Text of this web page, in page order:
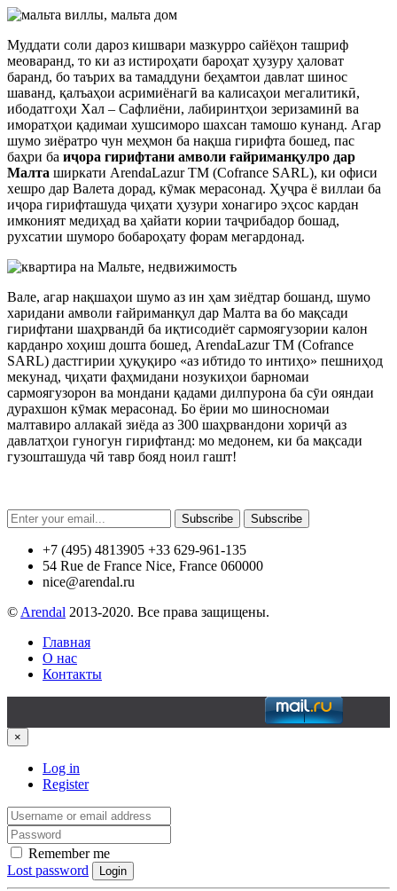
Муддати соли дароз кишвари мазкурро сайёҳон ташриф
меоваранд, то ки аз истироҳати бароҳат ҳузуру ҳаловат
баранд, бо таърих ва тамаддуни беҳамтои давлат шинос
шаванд, қалъаҳои асримиёнагӣ ва калисаҳои мегалитикӣ,
ибодатгоҳи Хал – Сафлиёни, лабиринтҳои зеризаминӣ ва
иморатҳои қадимаи хушсиморо шахсан тамошо кунанд. Агар
шумо зиёратро чун меҳмон ба нақша гирифта бошед, пас
баҳри ба иҷора гирифтани амволи ғайриманқулро дар
Малта ширкати ArendaLazur TM (Cofrance SARL), ки офиси
хешро дар Валета дорад, кӯмак мерасонад. Ҳуҷра ё виллаи ба
иҷора гирифташуда ҷиҳати ҳузури хонагиро эҳсос кардан
имконият медиҳад ва ҳайати кории таҷрибадор бошад,
рухсатии шуморо бобароҳату форам мегардонад.
Вале, агар нақшаҳои шумо аз ин ҳам зиёдтар бошанд, шумо
харидани амволи ғайриманқул дар Малта ва бо мақсади
гирифтани шаҳрвандӣ ба иқтисодиёт сармоягузории калон
карданро хоҳиш дошта бошед, ArendaLazur TM (Cofrance
SARL) дастгирии ҳуқуқиро «аз ибтидо то интиҳо» пешниҳод
мекунад, ҷиҳати фаҳмидани нозукиҳои барномаи
сармоягузорон ва мондани қадами дилпурона ба сӯи ояндаи
дурахшон кӯмак мерасонад. Бо ёрии мо шиносномаи
малтавиро аллакай зиёда аз 300 шаҳрвандони хориҷӣ аз
давлатҳои гуногун гирифтанд: мо медонем, ки ба мақсади
гузошташуда чӣ тавр бояд ноил гашт!
Subscribe Subscribe
+7 (495) 4813905 +33 629-961-135
54 Rue de France Nice, France 060000
nice@arendal.ru
© Arendal 2013-2020. Все права защищены.
Главная
О нас
Контакты
×
Log in
Register
Remember me
Lost password
Login